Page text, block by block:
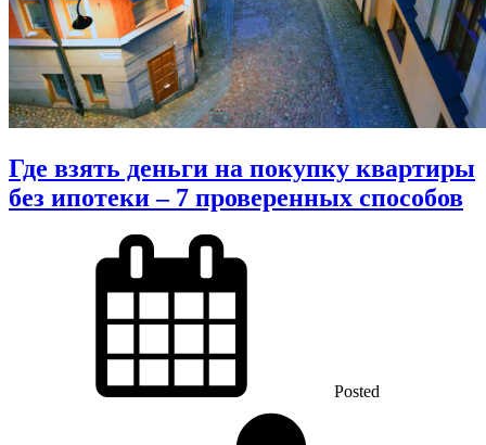
Где взять деньги на покупку квартиры
без ипотеки – 7 проверенных способов
Posted